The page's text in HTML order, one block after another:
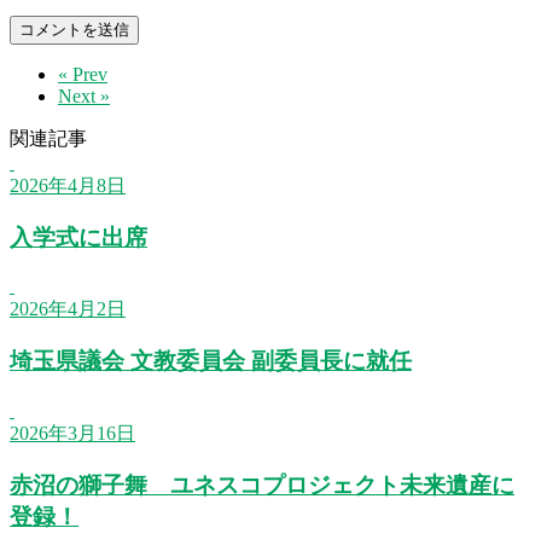
« Prev
Next »
関連記事
2026年4月8日
入学式に出席
2026年4月2日
埼玉県議会 文教委員会 副委員長に就任
2026年3月16日
赤沼の獅子舞 ユネスコプロジェクト未来遺産に
登録！